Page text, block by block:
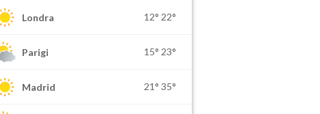
Londra 12° 22°
Parigi 15° 23°
Madrid 21° 35°